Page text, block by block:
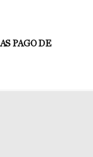
PAGO DE